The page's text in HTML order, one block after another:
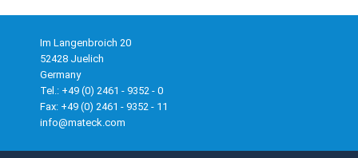
Im Langenbroich 20
52428 Juelich
Germany
Tel.: +49 (0) 2461 - 9352 - 0
Fax: +49 (0) 2461 - 9352 - 11
info@mateck.com